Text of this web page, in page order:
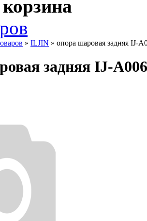
» ILJIN » опора шаровая задняя IJ-
задняя IJ-